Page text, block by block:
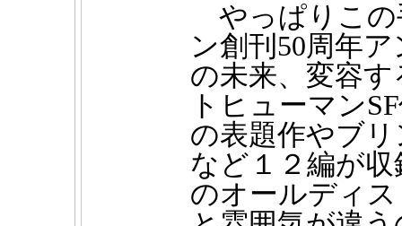
やっぱりこの
ン創刊50周年
の未来、変容
トヒューマン
の表題作やブ
など１２編が
のオールディ